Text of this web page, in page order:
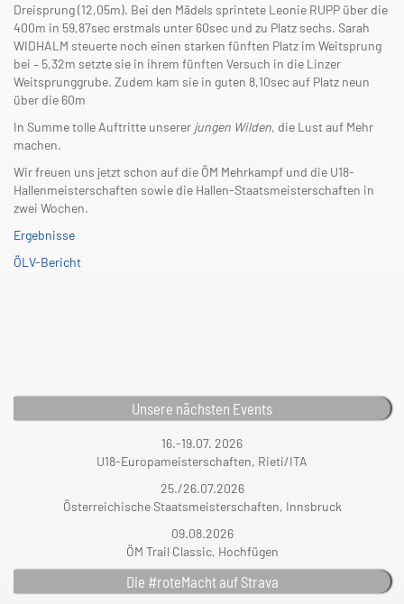
Dreisprung (12,05m). Bei den Mädels sprintete Leonie RUPP über die
400m in 59,87sec erstmals unter 60sec und zu Platz sechs. Sarah
WIDHALM steuerte noch einen starken fünften Platz im Weitsprung
bei – 5,32m setzte sie in ihrem fünften Versuch in die Linzer
Weitsprunggrube. Zudem kam sie in guten 8,10sec auf Platz neun
über die 60m
In Summe tolle Auftritte unserer jungen Wilden, die Lust auf Mehr
machen.
Wir freuen uns jetzt schon auf die ÖM Mehrkampf und die U18-
Hallenmeisterschaften sowie die Hallen-Staatsmeisterschaften in
zwei Wochen.
Ergebnisse
ÖLV-Bericht
Unsere nächsten Events
16.-19.07. 2026
U18-Europameisterschaften, Rieti/ITA
25./26.07.2026
Österreichische Staatsmeisterschaften, Innsbruck
09.08.2026
ÖM Trail Classic, Hochfügen
Die #roteMacht auf Strava